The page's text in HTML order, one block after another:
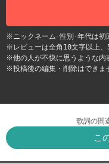
※ニックネーム･性別･年代は初
※レビューは全角10文字以上、
※他の人が不快に思うような内
※投稿後の編集・削除はできま
歌詞の間
こ